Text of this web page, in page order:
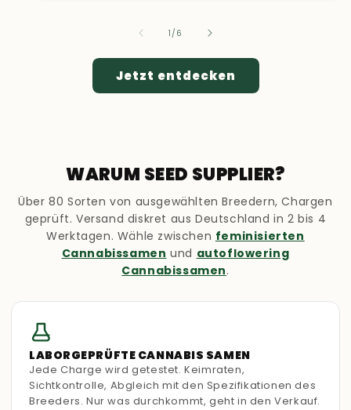
1 /von
6
Jetzt entdecken
WARUM SEED SUPPLIER?
Über 80 Sorten von ausgewählten Breedern, Chargen
geprüft. Versand diskret aus Deutschland in 2 bis 4
Werktagen. Wähle zwischen feminisierten
Cannabissamen und autoflowering
Cannabissamen.
LABORGEPRÜFTE CANNABIS SAMEN
Jede Charge wird getestet. Keimraten,
Sichtkontrolle, Abgleich mit den Spezifikationen des
Breeders. Nur was durchkommt, geht in den Verkauf.